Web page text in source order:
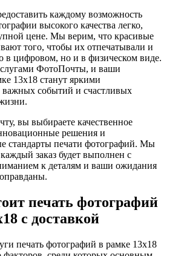
каждому возможность
высокого качества легко,
цене. Мы верим, что красивые
того, чтобы их отпечатывали и
в цифровом, но и в физическом виде.
ФотоПочты, и ваши
13х18 станут яркими
важных событий и счастливых
вы выбираете качественное
решения и
стандарты печати фотографий. Мы
заказ будет выполнен с
к деталям и ваши ожидания
печать фотографий
с доставкой
печать фотографий в рамке 13х18